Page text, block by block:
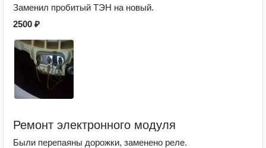
Заменил пробитый ТЭН на новый.
2500 ₽
Ремонт электронного модуля
Были перепаяны дорожки, заменено реле.